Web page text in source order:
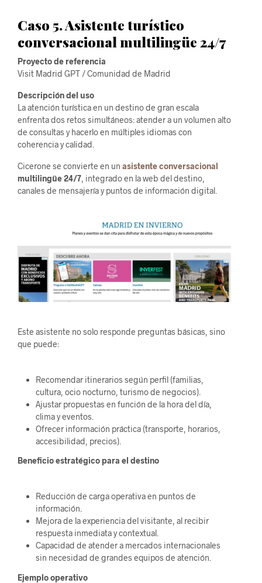
Caso 5. Asistente turístico
conversacional multilingüe 24/7
Proyecto de referencia
Visit Madrid GPT / Comunidad de Madrid
Descripción del uso
La atención turística en un destino de gran escala
enfrenta dos retos simultáneos: atender a un volumen alto
de consultas y hacerlo en múltiples idiomas con
coherencia y calidad.
Cicerone se convierte en un asistente conversacional
multilingüe 24/7, integrado en la web del destino,
canales de mensajería y puntos de información digital.
Este asistente no solo responde preguntas básicas, sino
que puede:
Recomendar itinerarios según perfil (familias,
cultura, ocio nocturno, turismo de negocios).
Ajustar propuestas en función de la hora del día,
clima y eventos.
Ofrecer información práctica (transporte, horarios,
accesibilidad, precios).
Beneficio estratégico para el destino
Reducción de carga operativa en puntos de
información.
Mejora de la experiencia del visitante, al recibir
respuesta inmediata y contextual.
Capacidad de atender a mercados internacionales
sin necesidad de grandes equipos de atención.
Ejemplo operativo